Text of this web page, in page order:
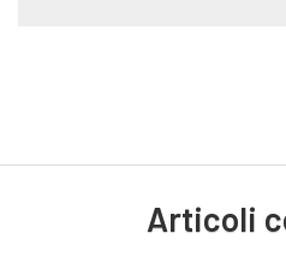
Articoli